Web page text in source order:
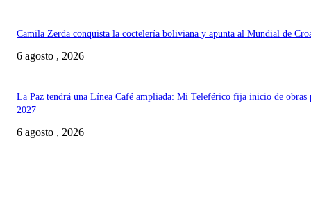
Camila Zerda conquista la coctelería boliviana y apunta al Mundial de
6 agosto , 2026
La Paz tendrá una Línea Café ampliada: Mi Teleférico fija inicio de obras
2027
6 agosto , 2026